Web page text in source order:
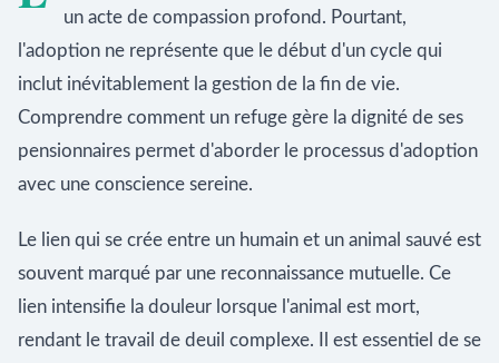
un acte de compassion profond. Pourtant,
l'adoption ne représente que le début d'un cycle qui
inclut inévitablement la gestion de la fin de vie.
Comprendre comment un refuge gère la dignité de ses
pensionnaires permet d'aborder le processus d'adoption
avec une conscience sereine.
Le lien qui se crée entre un humain et un animal sauvé est
souvent marqué par une reconnaissance mutuelle. Ce
lien intensifie la douleur lorsque l'animal est mort,
rendant le travail de deuil complexe. Il est essentiel de se